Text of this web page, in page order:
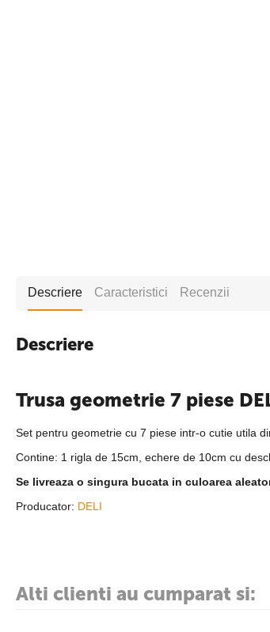
Descriere Caracteristici Recenzii
Descriere
Trusa geometrie 7 piese
Set pentru geometrie cu 7 piese intr-o cutie utila
Contine: 1 rigla de 15cm, echere de 10cm cu
Se livreaza o singura bucata in culoarea
Producator: DELI
Alti clienti au cumparat si: